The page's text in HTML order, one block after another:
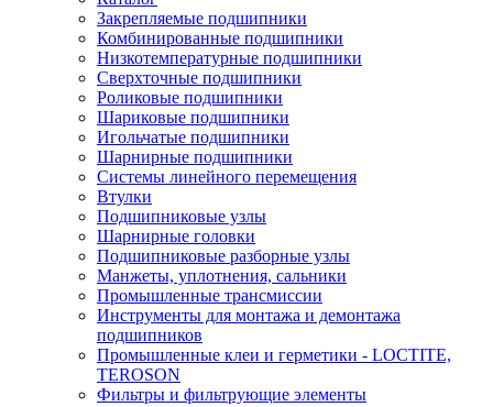
Закрепляемые подшипники
Комбинированные подшипники
Низкотемпературные подшипники
Сверхточные подшипники
Роликовые подшипники
Шариковые подшипники
Игольчатые подшипники
Шарнирные подшипники
Системы линейного перемещения
Втулки
Подшипниковые узлы
Шарнирные головки
Подшипниковые разборные узлы
Манжеты, уплотнения, сальники
Промышленные трансмиссии
Инструменты для монтажа и демонтажа
подшипников
Промышленные клеи и герметики - LOCTITE,
TEROSON
Фильтры и фильтрующие элементы